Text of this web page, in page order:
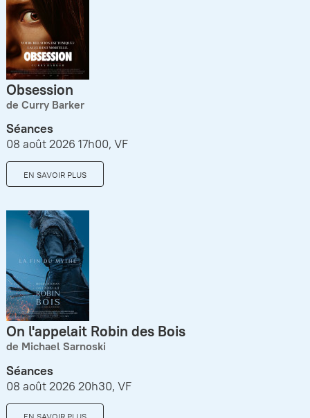
Obsession
de Curry Barker
Séances
08 août 2026 17h00, VF
EN SAVOIR PLUS
On l'appelait Robin des Bois
de Michael Sarnoski
Séances
08 août 2026 20h30, VF